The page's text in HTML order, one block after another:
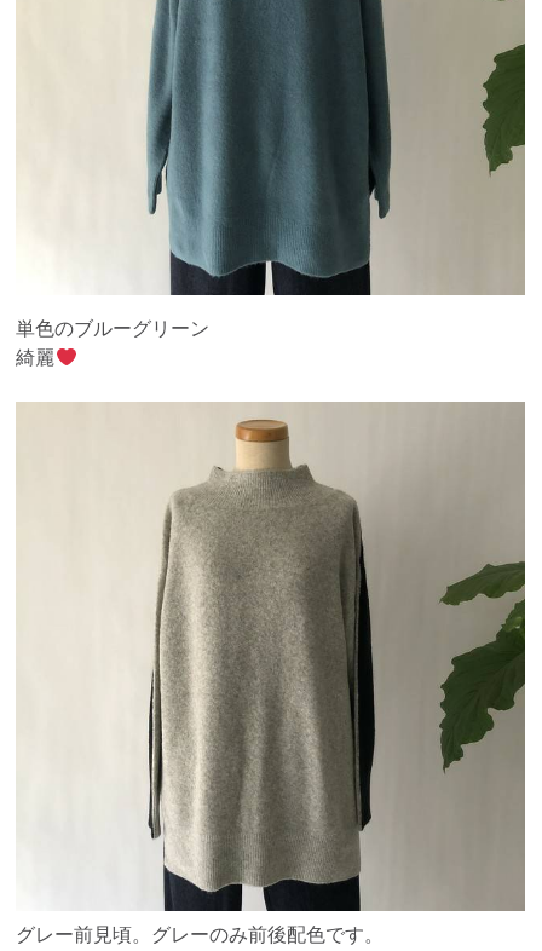
単色のブルーグリーン
綺麗
グレー前見頃。グレーのみ前後配色です。